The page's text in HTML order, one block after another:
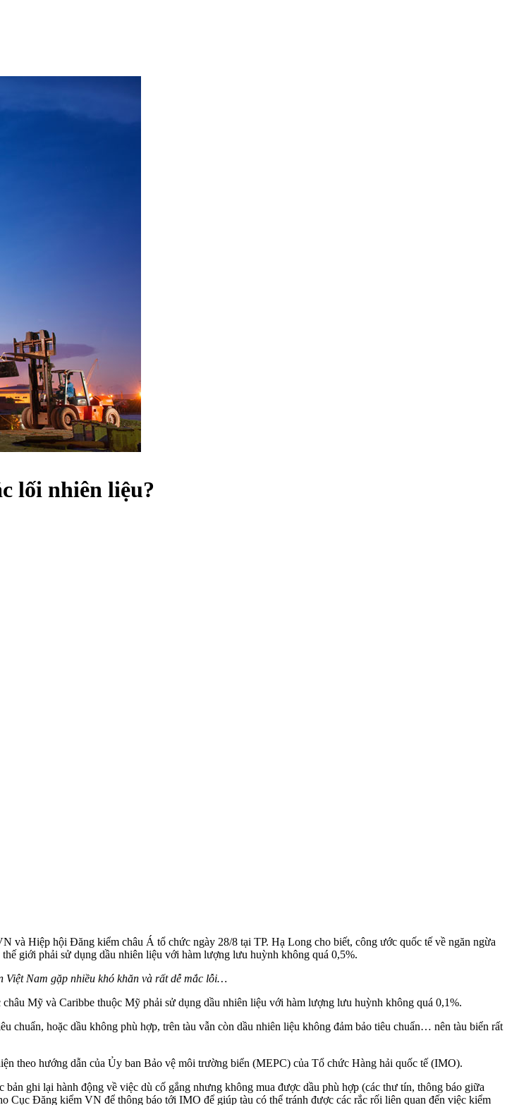
lối nhiên liệu?
và Hiệp hội Đăng kiểm châu Á tổ chức ngày 28/8 tại TP. Hạ Long cho biết, công ước quốc tế về ngăn ngừa
giới phải sử dụng dầu nhiên liệu với hàm lượng lưu huỳnh không quá 0,5%.
Việt Nam gặp nhiều khó khăn và rất dễ mắc lỗi…
Mỹ và Caribbe thuộc Mỹ phải sử dụng dầu nhiên liệu với hàm lượng lưu huỳnh không quá 0,1%.
hoặc dầu không phù hợp, trên tàu vẫn còn dầu nhiên liệu không đảm bảo tiêu chuẩn… nên tàu biển rất
theo hướng dẫn của Ủy ban Bảo vệ môi trường biển (MEPC) của Tổ chức Hàng hải quốc tế (IMO).
ghi lại hành động về việc dù cố gắng nhưng không mua được dầu phù hợp (các thư tín, thông báo giữa
Đăng kiểm VN để thông báo tới IMO để giúp tàu có thể tránh được các rắc rối liên quan đến việc kiểm